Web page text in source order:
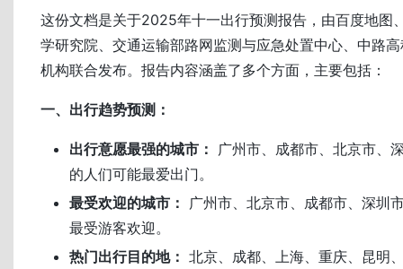
这份文档是关于2025年十一出行预测报告，由百度地图
学研究院、交通运输部路网监测与应急处置中心、中路
机构联合发布。报告内容涵盖了多个方面，主要包括：
一、出行趋势预测：
出行意愿最强的城市： 广州市、成都市、北京市、
的人们可能最爱出门。
最受欢迎的城市： 广州市、北京市、成都市、深圳
最受游客欢迎。
热门出行目的地： 北京、成都、上海、重庆、昆明